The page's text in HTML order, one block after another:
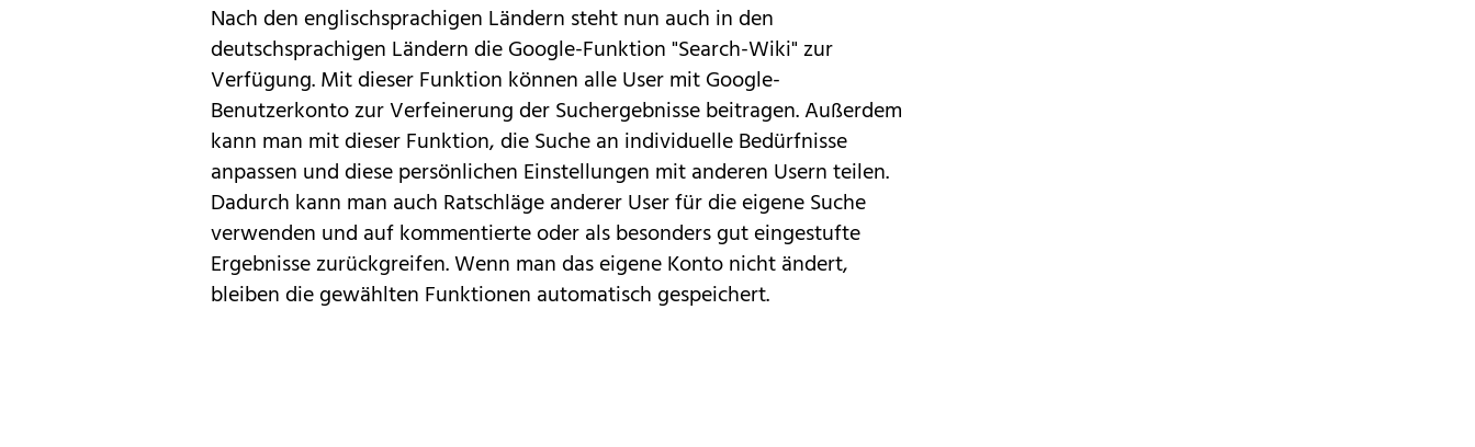
Nach den englischsprachigen Ländern steht nun auch in den
deutschsprachigen Ländern die Google-Funktion "Search-Wiki" zur
Verfügung. Mit dieser Funktion können alle User mit Google-
Benutzerkonto zur Verfeinerung der Suchergebnisse beitragen. Außerdem
kann man mit dieser Funktion, die Suche an individuelle Bedürfnisse
anpassen und diese persönlichen Einstellungen mit anderen Usern teilen.
Dadurch kann man auch Ratschläge anderer User für die eigene Suche
verwenden und auf kommentierte oder als besonders gut eingestufte
Ergebnisse zurückgreifen. Wenn man das eigene Konto nicht ändert,
bleiben die gewählten Funktionen automatisch gespeichert.